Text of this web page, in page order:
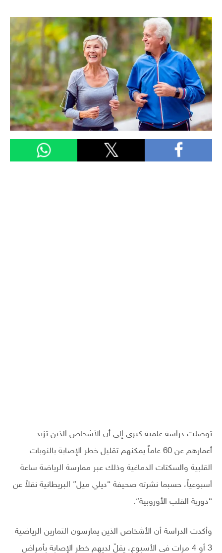
توصلت دراسة علمية كبرى إلى أن الأشخاص الذين تزيد
أعمارهم عن 60 عاماً يمكنهم تقليل خطر الإصابة بالنوبات
القلبية والسكتات الدماغية وذلك عبر ممارسة الرياضة ساعة
أسبوعياً، حسبما نشرته صحيفة “ديلي ميل” البريطانية نقلاً عن
“دورية القلب الأوروبية”.
وأكدت الدراسة أن الأشخاص الذين يمارسون التمارين الرياضية
3 أو 4 مرات في الأسبوع، يقلّ لديهم خطر الإصابة بأمراض